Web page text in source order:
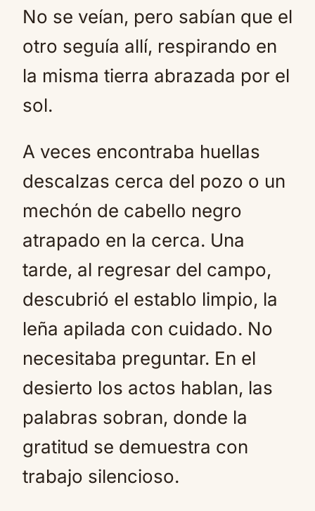
No se veían, pero sabían que el
otro seguía allí, respirando en
la misma tierra abrazada por el
sol.
A veces encontraba huellas
descalzas cerca del pozo o un
mechón de cabello negro
atrapado en la cerca. Una
tarde, al regresar del campo,
descubrió el establo limpio, la
leña apilada con cuidado. No
necesitaba preguntar. En el
desierto los actos hablan, las
palabras sobran, donde la
gratitud se demuestra con
trabajo silencioso.